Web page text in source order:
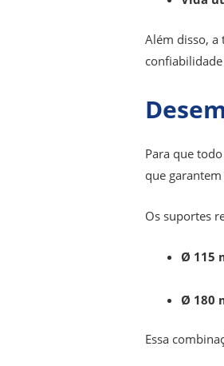
Além disso, a
Para que
que
Os suportes
Ø 115
Ø 180
Essa